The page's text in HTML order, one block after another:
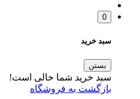
0
سبد خرید
بستن
سبد خرید شما خالی است!
بازگشت به فروشگاه